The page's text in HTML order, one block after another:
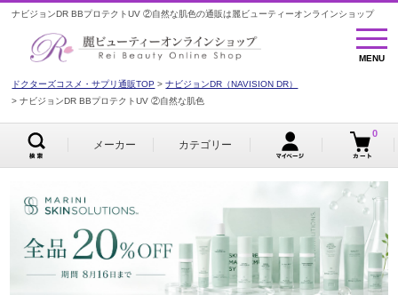
ナビジョンDR BBプロテクトUV ②自然な肌色の通販は麗ビューティーオンラインショップ
MENU
MENU
ドクターズコスメ・サプリ通販TOP
ナビジョンDR（NAVISION DR）
ナビジョンDR BBプロテクトUV ②自然な肌色
メーカー カテゴリー
0